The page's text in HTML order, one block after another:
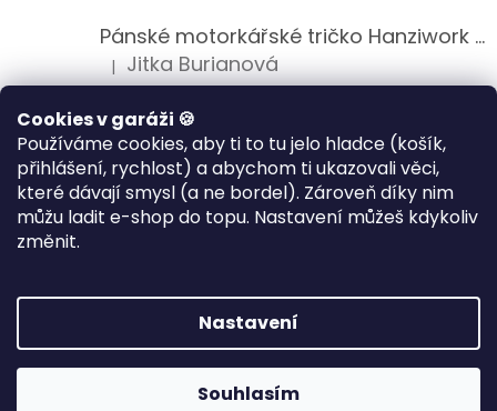
Cookies v garáži 🍪
Používáme cookies, aby ti to tu jelo hladce (košík,
přihlášení, rychlost) a abychom ti ukazovali věci,
které dávají smysl (a ne bordel). Zároveň díky nim
můžu ladit e-shop do topu. Nastavení můžeš kdykoliv
změnit.
Nastavení
Souhlasím
Pánské motorkářské tričko Hanziwork Custom Bobber
Hodnocení produktu je 5 z 5 hvězdiček.
| Jitka Burianová
Splnil očekávání na jedničku
Hodnocení produktu je 5 z 5 hvězdiček.
| Klára Musilová
Jsem velice spokojena, velmi kvalitni zbozi.
Vytvořil Shoptet